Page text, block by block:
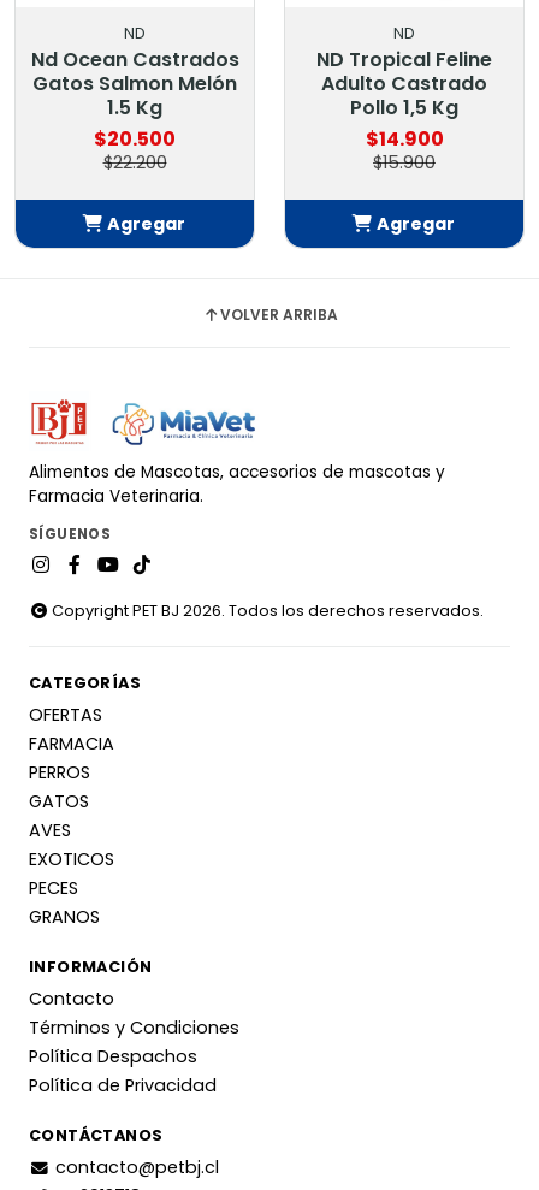
ND
Nd Ocean Castrados
Gatos Salmon Melón
1.5 Kg
$20.500
$22.200
Agregar
ND
ND Tropical Feline
Adulto Castrado
Pollo 1,5 Kg
$14.900
$15.900
Agregar
VOLVER ARRIBA
Alimentos de Mascotas, accesorios de mascotas y
Farmacia Veterinaria.
SÍGUENOS
Copyright PET BJ 2026. Todos los derechos reservados.
CATEGORÍAS
OFERTAS
FARMACIA
PERROS
GATOS
AVES
EXOTICOS
PECES
GRANOS
INFORMACIÓN
Contacto
Términos y Condiciones
Política Despachos
Política de Privacidad
CONTÁCTANOS
contacto@petbj.cl